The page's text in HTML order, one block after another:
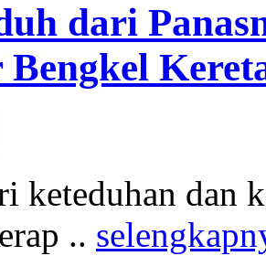
dari
Bengkel
keteduhan dan
..